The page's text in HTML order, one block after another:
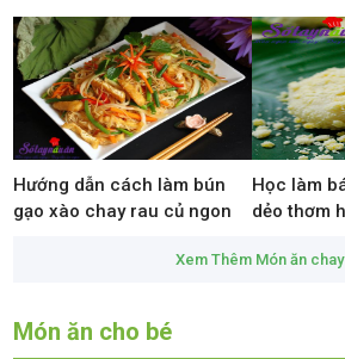
Hướng dẫn cách làm bún
gạo xào chay rau củ ngon
Học làm
dẻo thơm
Xem Thêm Món ăn chay
Món ăn cho bé